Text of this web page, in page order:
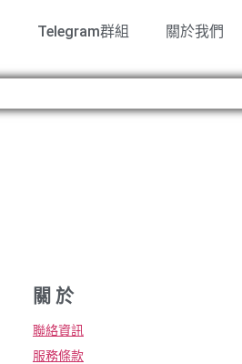
Telegram群組 關於我們
關 於
聯絡資訊
服務條款